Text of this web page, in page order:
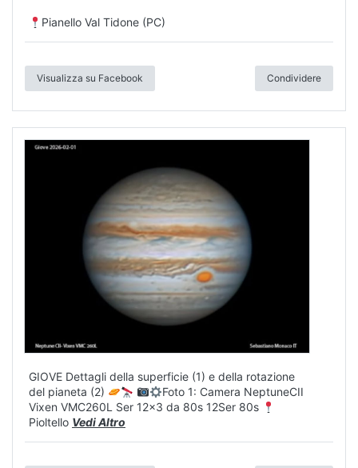
Pianello Val Tidone (PC)
Visualizza su Facebook Condividere
GIOVE Dettagli della superficie (1) e della rotazione
del pianeta (2)
Foto 1: Camera NeptuneCII
Vixen VMC260L Ser 12x3 da 80s 12Ser 80s
Pioltello Vedi Altro